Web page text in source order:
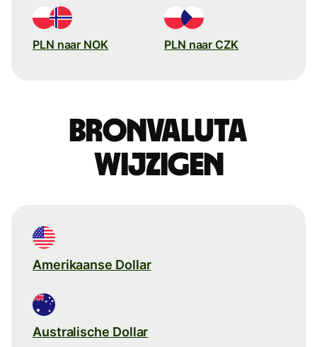
PLN naar NOK PLN naar CZK
Bronvaluta
wijzigen
Amerikaanse Dollar
Australische Dollar